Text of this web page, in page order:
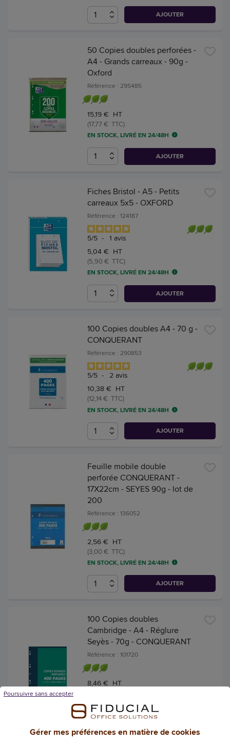
AJOUTER
50 Copies doubles perforées -
A4 - Grands carreaux - 90g -
Oxford
Référence : 295485
15,19 € HT
(17,77 € TTC)
EN STOCK, LIVRÉ EN 24/48H
AJOUTER
Fiches Bristol - A5 - Petits
carreaux 5x5 - OXFORD
Référence : 124187
5/5 - 1 avis
5,04 € HT
(5,90 € TTC)
EN STOCK, LIVRÉ EN 24/48H
AJOUTER
100 Copies doubles A4 - 70 g -
CONQUERANT
Référence : 290853
5/5 - 2 avis
10,38 € HT
(12,14 € TTC)
EN STOCK, LIVRÉ EN 24/48H
AJOUTER
Feuille mobile double
perforée CONQUERANT -
17X22cm - SEYES 90g - lot de
200
Référence : 136052
2,56 € HT
(3,00 € TTC)
EN STOCK, LIVRÉ EN 24/48H
AJOUTER
100 Copies doubles
Cambridge - A4 - Réglure
Seyès - 70g - CONQUERANT
Référence : 101720
8,46 € HT
EN STOCK, LIVRÉ EN 24/48H
Gérer mes préférences en matière de cookies
Poursuivre sans accepter